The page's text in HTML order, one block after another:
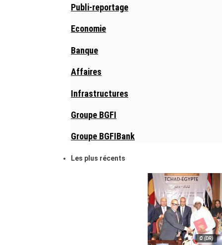
Publi-reportage
Economie
Banque
Affaires
Infrastructures
Groupe BGFI
Groupe BGFIBank
Les plus récents
© (DR)